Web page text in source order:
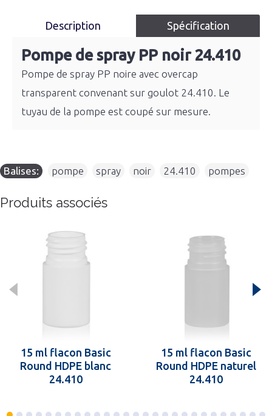
Description Spécification
Pompe de spray PP noir 24.410
Pompe de spray PP noire avec overcap
transparent convenant sur goulot 24.410. Le
tuyau de la pompe est coupé sur mesure.
Balises: pompe spray noir 24.410 pompes
Produits associés
15 ml flacon Basic
Round HDPE blanc
24.410
15 ml flacon Basic
Round HDPE naturel
24.410